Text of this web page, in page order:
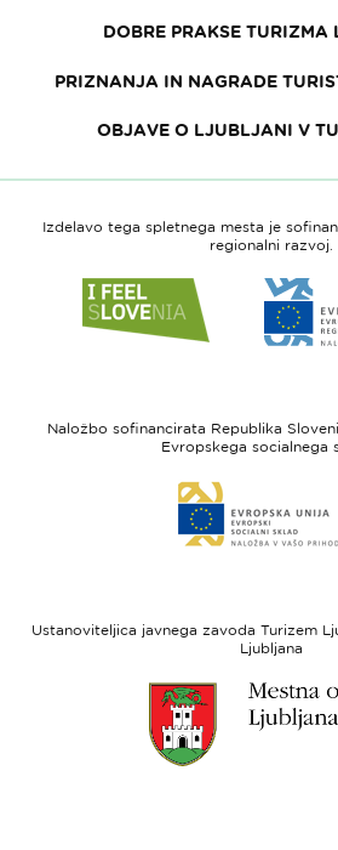
DOBRE PRAKSE
PRIZNANJA IN NAGRADE
OBJAVE O LJUBLJANI V
Izdelavo tega spletnega mesta je
regionalni razvoj.
do
spletne
Slovenia
Naložbo sofinancirata Republika
Evropskega socialnega
do
spletne
sklad
Ustanoviteljica javnega zavoda Turizem
Ljubljana